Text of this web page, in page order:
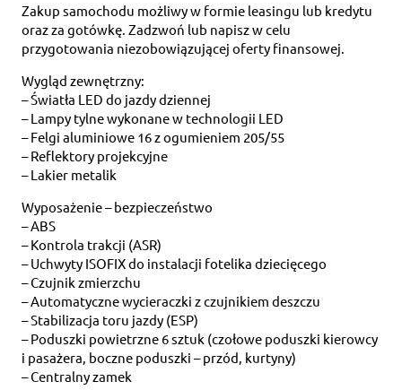
Zakup samochodu możliwy w formie leasingu lub kredytu
oraz za gotówkę. Zadzwoń lub napisz w celu
przygotowania niezobowiązującej oferty finansowej.
Wygląd zewnętrzny:
– Światła LED do jazdy dziennej
– Lampy tylne wykonane w technologii LED
– Felgi aluminiowe 16 z ogumieniem 205/55
– Reflektory projekcyjne
– Lakier metalik
Wyposażenie – bezpieczeństwo
– ABS
– Kontrola trakcji (ASR)
– Uchwyty ISOFIX do instalacji fotelika dziecięcego
– Czujnik zmierzchu
– Automatyczne wycieraczki z czujnikiem deszczu
– Stabilizacja toru jazdy (ESP)
– Poduszki powietrzne 6 sztuk (czołowe poduszki kierowcy
i pasażera, boczne poduszki – przód, kurtyny)
– Centralny zamek